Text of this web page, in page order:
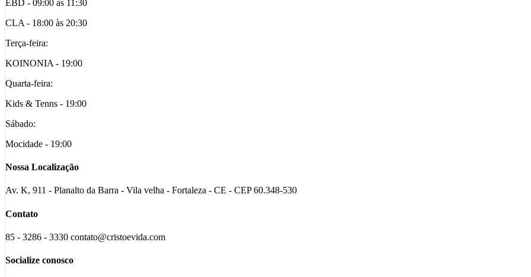
EBD - 09:00 às 11:30
CLA - 18:00 às 20:30
Terça-feira:
KOINONIA - 19:00
Quarta-feira:
Kids & Tenns - 19:00
Sábado:
Mocidade - 19:00
Nossa Localização
Av. K, 911 - Planalto da Barra - Vila velha - Fortaleza - CE - CEP 60.348-530
Contato
85 - 3286 - 3330 contato@cristoevida.com
Socialize conosco